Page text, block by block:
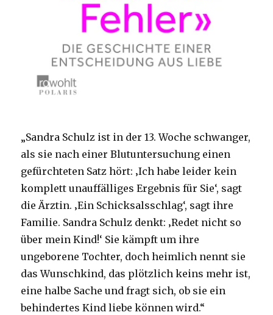
„Sandra Schulz ist in der 13. Woche schwanger,
als sie nach einer Blutuntersuchung einen
gefürchteten Satz hört: ‚Ich habe leider kein
komplett unauffälliges Ergebnis für Sie‘, sagt
die Ärztin. ‚Ein Schicksalsschlag‘, sagt ihre
Familie. Sandra Schulz denkt: ‚Redet nicht so
über mein Kind!‘ Sie kämpft um ihre
ungeborene Tochter, doch heimlich nennt sie
das Wunschkind, das plötzlich keins mehr ist,
eine halbe Sache und fragt sich, ob sie ein
behindertes Kind liebe können wird.“